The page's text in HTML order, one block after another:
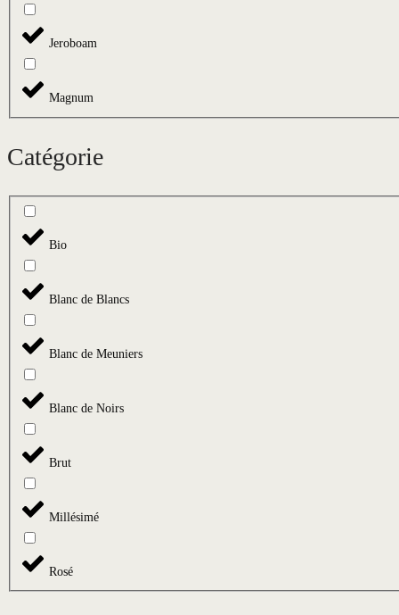
Jeroboam
Magnum
Catégorie
Bio
Blanc de Blancs
Blanc de Meuniers
Blanc de Noirs
Brut
Millésimé
Rosé